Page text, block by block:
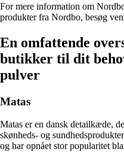
For mere information om
produkter fra Nordbo, besøg
En omfattende
butikker til dit
pulver
Matas
Matas er en dansk detailkæde,
skønheds- og
og har opnået stor popularitet